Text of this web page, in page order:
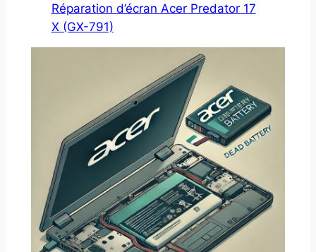
Réparation d’écran Acer Predator 17
X (GX-791)